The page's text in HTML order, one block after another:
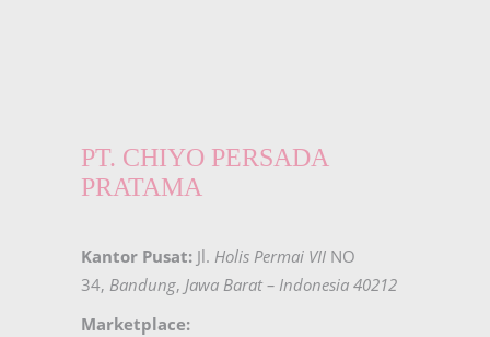
PT. CHIYO PERSADA
PRATAMA
Kantor Pusat: Jl. Holis Permai VII NO
34, Bandung, Jawa Barat – Indonesia 40212
Marketplace: